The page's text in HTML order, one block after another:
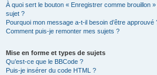
À quoi sert le bouton « Enregistrer comme brouillon
sujet ?
Pourquoi mon message a-t-il besoin d’être approuvé
Comment puis-je remonter mes sujets ?
Mise en forme et types de sujets
Qu’est-ce que le BBCode ?
Puis-je insérer du code HTML ?